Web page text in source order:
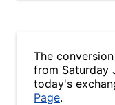
The
from Saturday
today's
Page.